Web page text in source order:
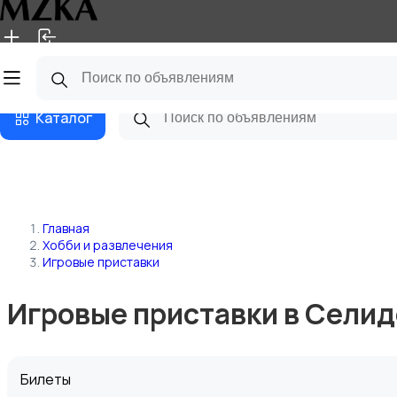
Главная Магазины
Каталог
Главная
Хобби и развлечения
Игровые приставки
Игровые приставки в
Билеты